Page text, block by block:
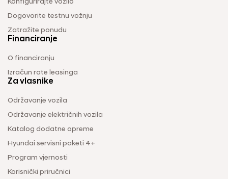
Konfigurirajte vozilo
Dogovorite testnu vožnju
Zatražite ponudu
Financiranje
O financiranju
Izračun rate leasinga
Za vlasnike
Održavanje vozila
Održavanje električnih vozila
Katalog dodatne opreme
Hyundai servisni paketi 4+
Program vjernosti
Korisnički priručnici